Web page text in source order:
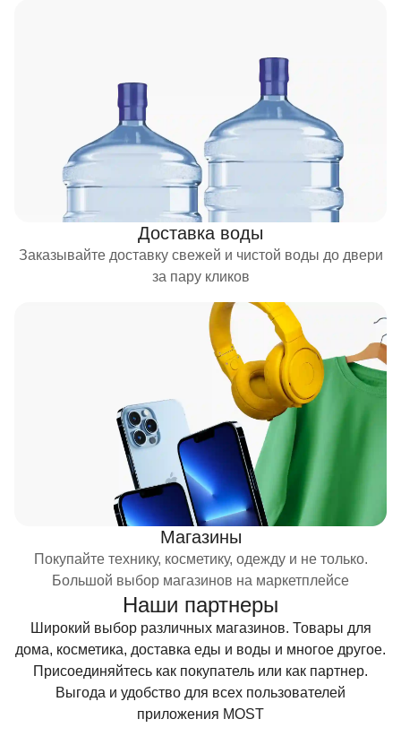
Доставка воды
Заказывайте доставку свежей и чистой воды до двери
за пару кликов
Магазины
Покупайте технику, косметику, одежду и не только.
Большой выбор магазинов на маркетплейсе
Наши партнеры
Широкий выбор различных магазинов. Товары для
дома, косметика, доставка еды и воды и многое другое.
Присоединяйтесь как покупатель или как партнер.
Выгода и удобство для всех пользователей
приложения MOST